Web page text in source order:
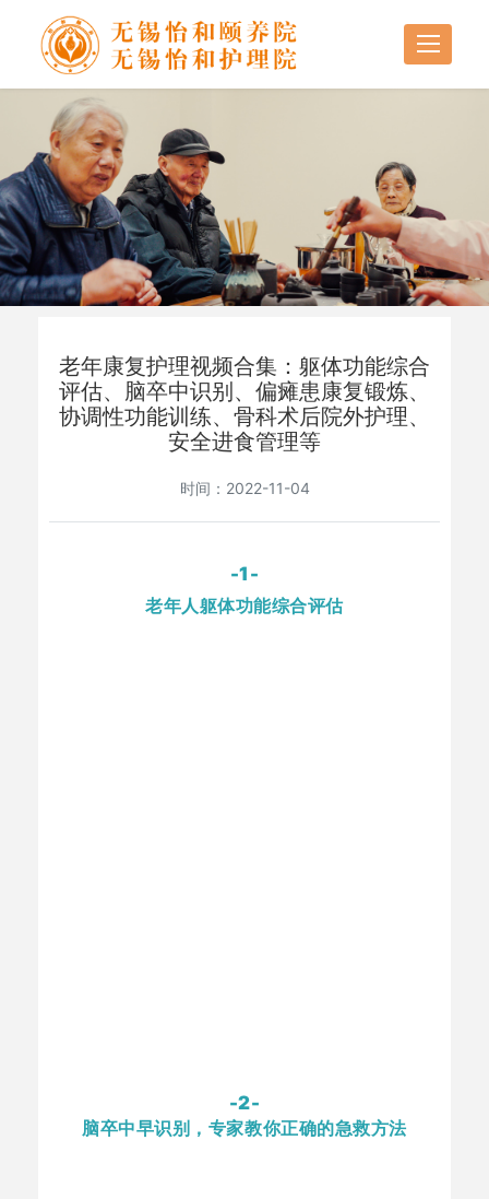
老年康复护理视频合集：躯体功能综合
评估、脑卒中识别、偏瘫患康复锻炼、
协调性功能训练、骨科术后院外护理、
安全进食管理等
时间：2022-11-04
-1-
老年人躯体功能综合评估
-2-
脑卒中早识别，专家教你正确的急救方法